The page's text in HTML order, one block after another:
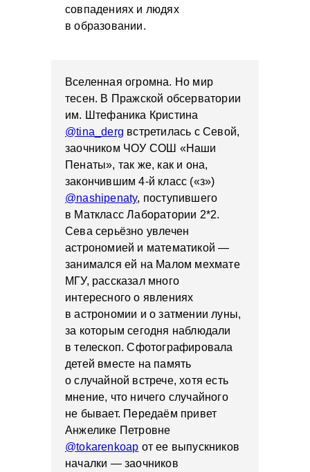
совпадениях и людях
в образовании.
Вселенная огромна. Но мир
тесен. В Пражской обсерватории
им. Штефаника Кристина
@tina_derg встретилась с Севой,
заочником ЧОУ СОШ «Наши
Пенаты», так же, как и она,
закончившим 4-й класс («з»)
@nashipenaty, поступившего
в Маткласс Лаборатории 2*2.
Сева серьёзно увлечен
астрономией и математикой —
занимался ей на Малом мехмате
МГУ, рассказал много
интересного о явлениях
в астрономии и о затмении луны,
за которым сегодня наблюдали
в телескоп. Сфотографировала
детей вместе на память
о случайной встрече, хотя есть
мнение, что ничего случайного
не бывает. Передаём привет
Анжелике Петровне
@tokarenkoap от ее выпускников
началки — заочников